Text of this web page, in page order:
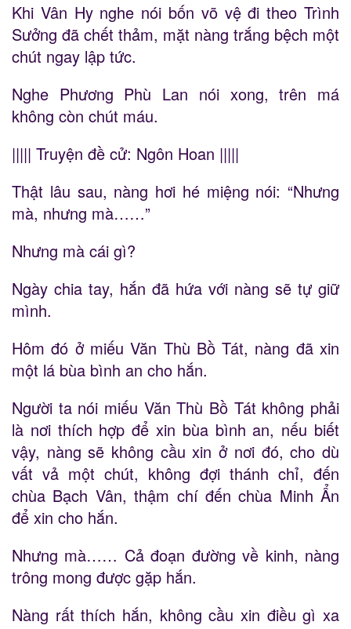
Khi Vân Hy nghe nói bốn võ vệ đi theo Trình
Sưởng đã chết thảm, mặt nàng trắng bệch một
chút ngay lập tức.
Nghe Phương Phù Lan nói xong, trên má
không còn chút máu.
||||| Truyện đề cử: Ngôn Hoan |||||
Thật lâu sau, nàng hơi hé miệng nói: “Nhưng
mà, nhưng mà……”
Nhưng mà cái gì?
Ngày chia tay, hắn đã hứa với nàng sẽ tự giữ
mình.
Hôm đó ở miếu Văn Thù Bồ Tát, nàng đã xin
một lá bùa bình an cho hắn.
Người ta nói miếu Văn Thù Bồ Tát không phải
là nơi thích hợp để xin bùa bình an, nếu biết
vậy, nàng sẽ không cầu xin ở nơi đó, cho dù
vất vả một chút, không đợi thánh chỉ, đến
chùa Bạch Vân, thậm chí đến chùa Minh Ẩn
để xin cho hắn.
Nhưng mà…… Cả đoạn đường về kinh, nàng
trông mong được gặp hắn.
Nàng rất thích hắn, không cầu xin điều gì xa